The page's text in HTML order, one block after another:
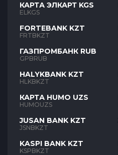
КАРТА ЭЛКАРТ KGS
ELKGS
FORTEBANK KZT
FRTBKZT
ГАЗПРОМБАНК RUB
GPBRUB
HALYKBANK KZT
HLKBKZT
КАРТА HUMO UZS
HUMOUZS
JUSAN BANK KZT
JSNBKZT
KASPI BANK KZT
KSPBKZT